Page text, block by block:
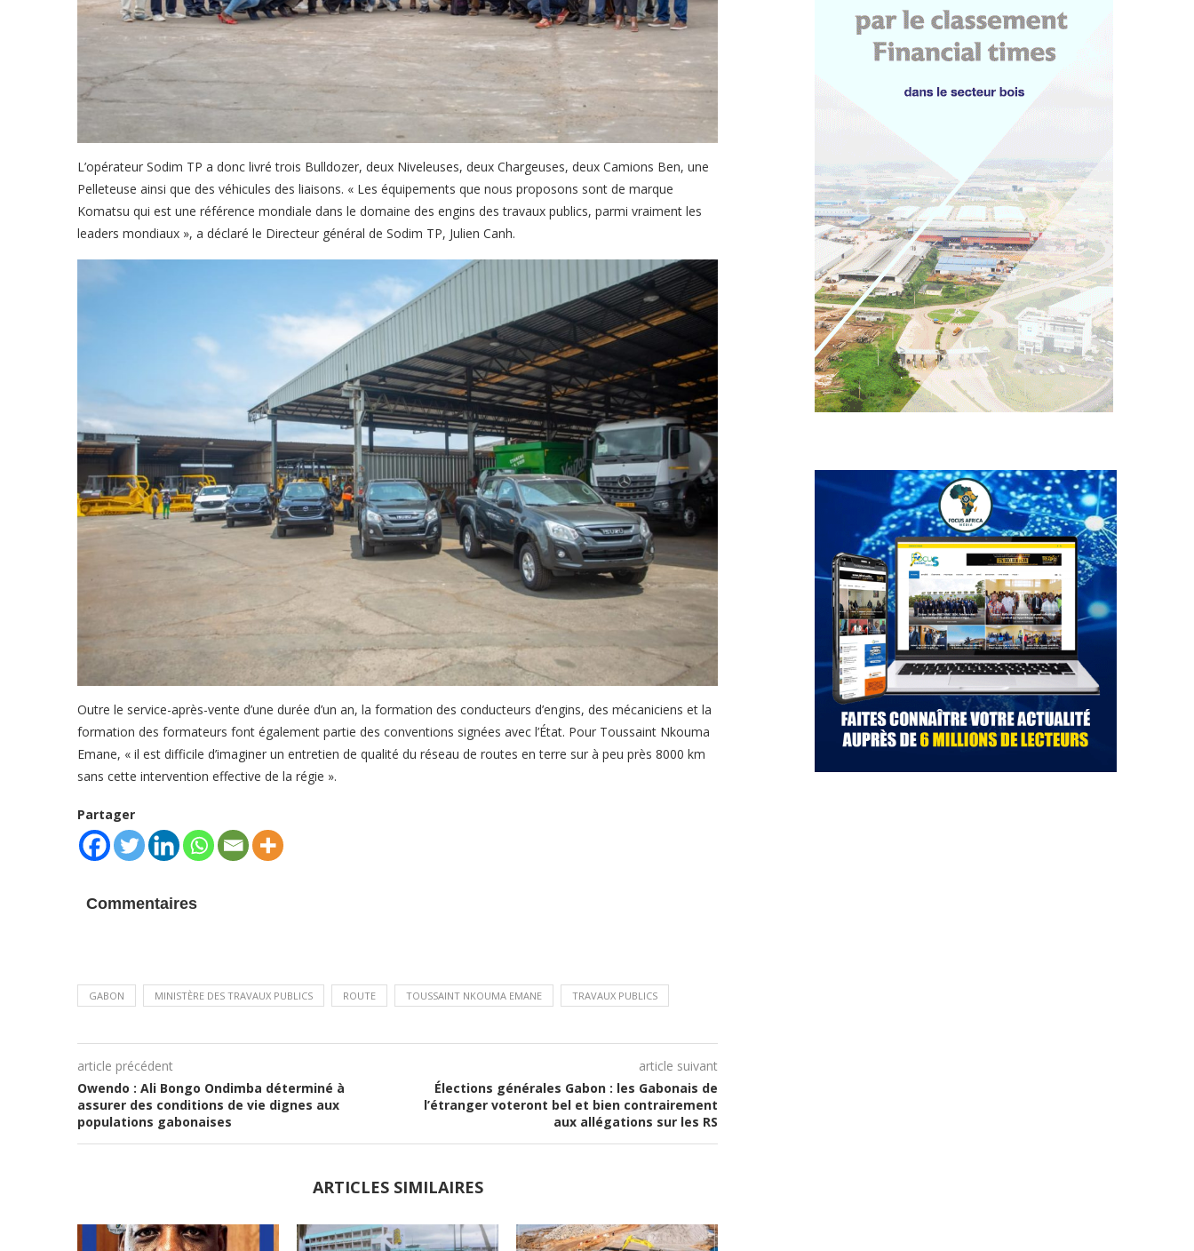
L’opérateur Sodim TP a donc livré trois Bulldozer, deux Niveleuses, deux Chargeuses, deux Camions Ben, une
Pelleteuse ainsi que des véhicules des liaisons. « Les équipements que nous proposons sont de marque
Komatsu qui est une référence mondiale dans le domaine des engins des travaux publics, parmi vraiment les
leaders mondiaux », a déclaré le Directeur général de Sodim TP, Julien Canh.
Outre le service-après-vente d’une durée d’un an, la formation des conducteurs d’engins, des mécaniciens et la
formation des formateurs font également partie des conventions signées avec l’État. Pour Toussaint Nkouma
Emane, « il est difficile d’imaginer un entretien de qualité du réseau de routes en terre sur à peu près 8000 km
sans cette intervention effective de la régie ».
Partager
Commentaires
GABON MINISTÈRE DES TRAVAUX PUBLICS ROUTE TOUSSAINT NKOUMA EMANE TRAVAUX PUBLICS
article précédent
Owendo : Ali Bongo Ondimba déterminé à
assurer des conditions de vie dignes aux
populations gabonaises
article suivant
Élections générales Gabon : les Gabonais de
l’étranger voteront bel et bien contrairement
aux allégations sur les RS
ARTICLES SIMILAIRES